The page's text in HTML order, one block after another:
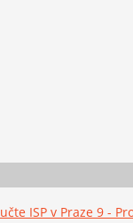
ISP v Praze 9 -